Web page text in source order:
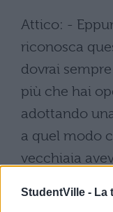
StudentVille - La
Attico: -
riconosca
dovrai
più che hai
adottando
a quel modo
vecchiaia
ritmo dei